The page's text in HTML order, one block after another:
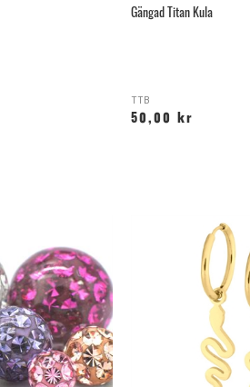
Gängad Titan Kula
TTB
50,00 kr